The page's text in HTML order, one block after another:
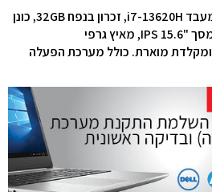
כונן
קשיח מהיר בנפח 1TB SSD, מסך "15.6 IPS, מאיץ גרפי
NVIDIA GeForce RTX 4050 ומקלדת מוארת. כולל מערכת הפעלה